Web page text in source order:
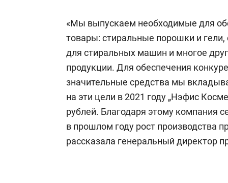
«Мы выпускаем необходимые для
товары: стиральные порошки и
для стиральных машин и многое
продукции. Для обеспечения
значительные средства мы
на эти цели в 2021 году „Нэфис
рублей. Благодаря этому компания
в прошлом году рост производства
рассказала генеральный директор